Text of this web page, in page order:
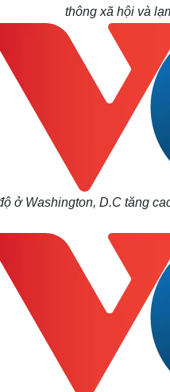
thông xã hội và
ở Washington, D.C tăng